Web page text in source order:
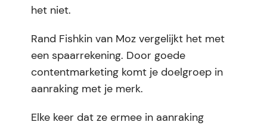
het niet.
Rand Fishkin van Moz vergelijkt het met
een spaarrekening. Door goede
contentmarketing komt je doelgroep in
aanraking met je merk.
Elke keer dat ze ermee in aanraking